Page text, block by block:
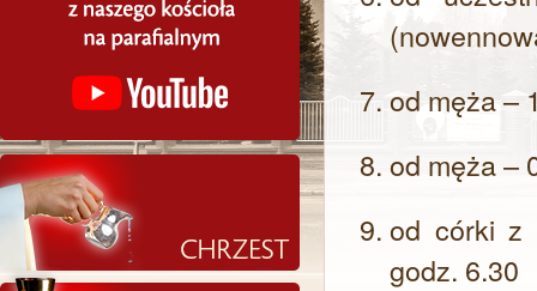
od męża –
od męża –
od córki z
godz. 6.30